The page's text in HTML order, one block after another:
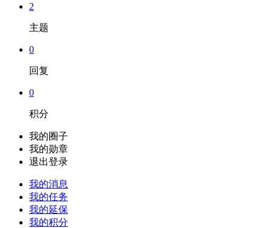
2
主题
0
回复
0
积分
我的圈子
我的勋章
退出登录
我的消息
我的任务
我的延保
我的积分